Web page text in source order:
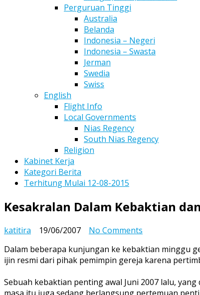
Perguruan Tinggi
Australia
Belanda
Indonesia – Negeri
Indonesia – Swasta
Jerman
Swedia
Swiss
English
Flight Info
Local Governments
Nias Regency
South Nias Regency
Religion
Kabinet Kerja
Kategori Berita
Terhitung Mulai 12-08-2015
Kesakralan Dalam Kebaktian
katitira 19/06/2007 No Comments
Dalam
Kebaktian
Dokumentasi
Dalam beberapa kunjungan ke kebaktian minggu
ijin resmi dari pihak pemimpin gereja karena
Sebuah kebaktian penting awal Juni 2007 lalu,